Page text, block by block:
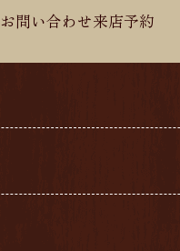
お問い合わせ来店予約